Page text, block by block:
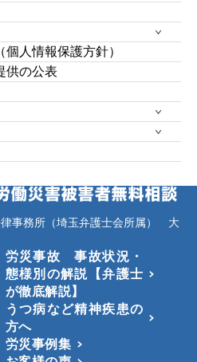
人情報保護方針）
供の公表
事務所（埼玉弁護士会所属） 大
労災事故 事故状況・
態様別の解説【弁護士
が徹底解説】
うつ病など精神疾患の
方へ
労災事例集